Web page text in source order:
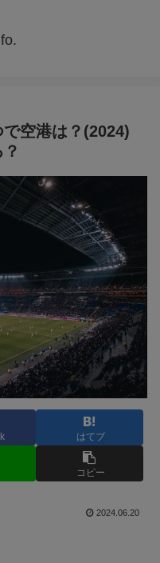
で空港は？(2024)
はてブ
コピー
2024.06.20